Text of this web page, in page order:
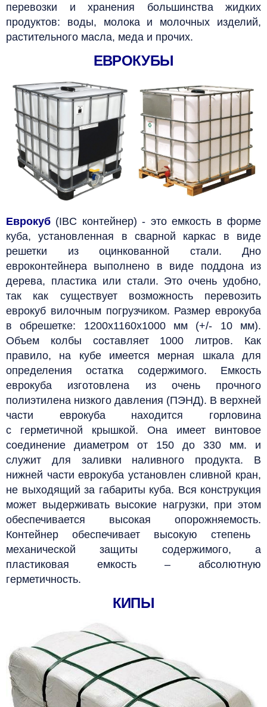
перевозки и хранения большинства жидких
продуктов: воды, молока и молочных изделий,
растительного масла, меда и прочих.
ЕВРОКУБЫ
Еврокуб (IBC контейнер) - это емкость в форме
куба, установленная в сварной каркас в виде
решетки из оцинкованной стали. Дно
евроконтейнера выполнено в виде поддона из
дерева, пластика или стали. Это очень удобно,
так как существует возможность перевозить
еврокуб вилочным погрузчиком. Размер еврокуба
в обрешетке: 1200х1160х1000 мм (+/- 10 мм).
Объем колбы составляет 1000 литров. Как
правило, на кубе имеется мерная шкала для
определения остатка содержимого. Емкость
еврокуба изготовлена из очень прочного
полиэтилена низкого давления (ПЭНД). В верхней
части еврокуба находится горловина
с герметичной крышкой. Она имеет винтовое
соединение диаметром от 150 до 330 мм. и
служит для заливки наливного продукта. В
нижней части еврокуба установлен сливной кран,
не выходящий за габариты куба. Вся конструкция
может выдерживать высокие нагрузки, при этом
обеспечивается высокая опорожняемость.
Контейнер обеспечивает высокую степень
механической защиты содержимого, а
пластиковая емкость – абсолютную
герметичность.
КИПЫ